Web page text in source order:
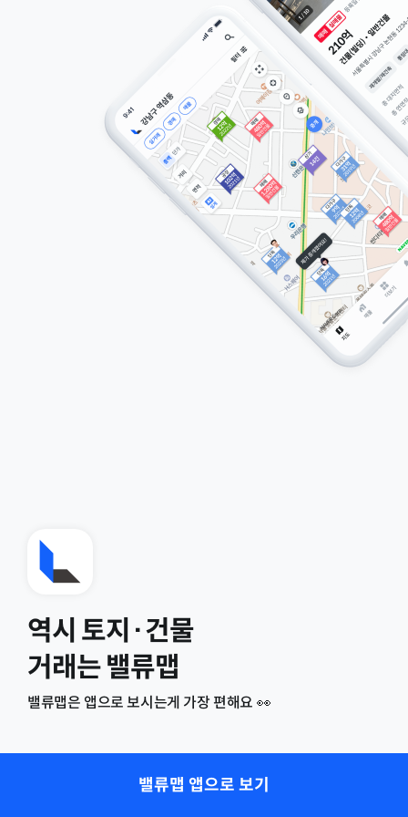
역시 토지·건물
거래는 밸류맵
밸류맵은 앱으로 보시는게 가장 편해요 👀
밸류맵 앱으로 보기